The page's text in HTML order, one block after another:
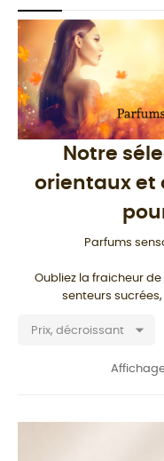
Notre
orientaux et
Parfums
Oubliez la fraicheur
senteurs
Prix, décroissant 